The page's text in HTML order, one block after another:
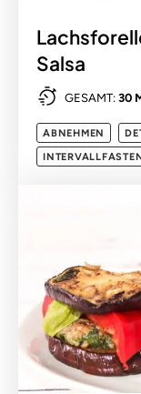
Salsa
GESAMT: 30
ABNEHMEN